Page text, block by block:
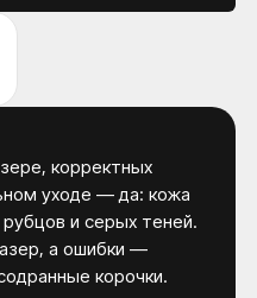
корректных
уходе — да: кожа
и серых теней.
а ошибки —
корочки.